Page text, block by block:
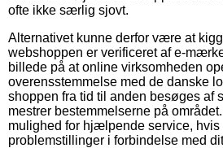
ofte ikke særlig sjovt.
Alternativet kunne derfor være at
webshoppen er verificeret af e-
billede på at online virksomheden
overensstemmelse med de danske
shoppen fra tid til anden besøges af
mestrer bestemmelserne på
mulighed for hjælpende service, hvis
problemstillinger i forbindelse med